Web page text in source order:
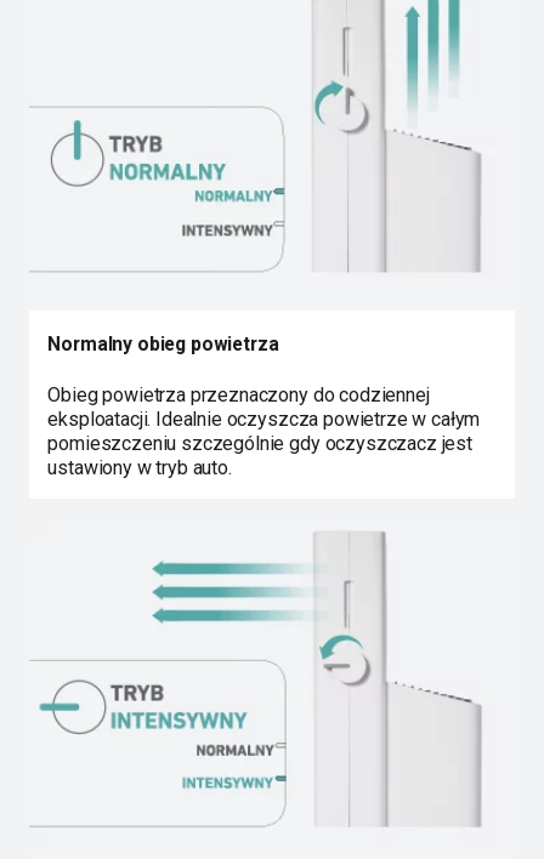
Normalny obieg powietrza
Obieg powietrza przeznaczony do codziennej
eksploatacji. Idealnie oczyszcza powietrze w całym
pomieszczeniu szczególnie gdy oczyszczacz jest
ustawiony w tryb auto.